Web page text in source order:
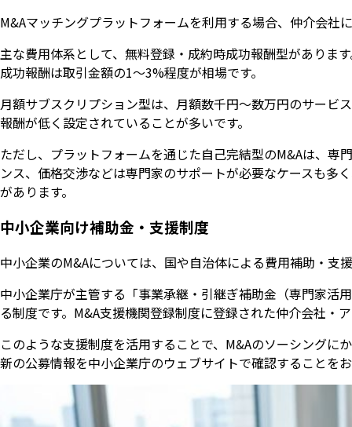
M&Aマッチングプラットフォームを利用する場合、仲介会社
主な費用体系として、無料登録・成約時成功報酬型がありま
成功報酬は取引金額の1〜3%程度が相場です。
月額サブスクリプション型は、月額数千円〜数万円のサービ
報酬が低く設定されていることが多いです。
ただし、プラットフォームを通じた自己完結型のM&Aは、
ンス、価格交渉などは専門家のサポートが必要なケースも多
があります。
中小企業向け補助金・支援制度
中小企業のM&Aについては、国や自治体による費用補助・支
中小企業庁が主管する「事業承継・引継ぎ補助金（専門家活
る制度です。M&A支援機関登録制度に登録された仲介会社・
このような支援制度を活用することで、M&Aのソーシング
新の公募情報を中小企業庁のウェブサイトで確認することを